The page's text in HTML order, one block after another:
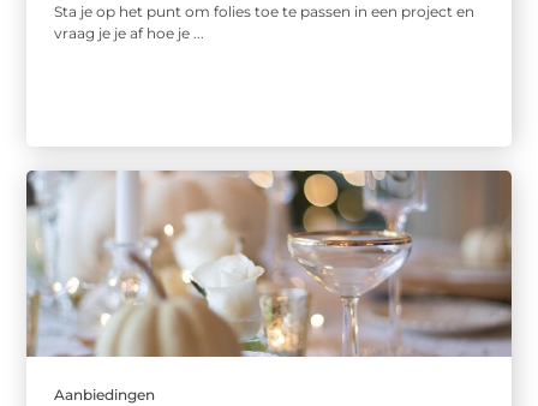
Sta je op het punt om folies toe te passen in een project en
vraag je je af hoe je ...
Aanbiedingen